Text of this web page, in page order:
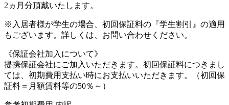
2ヵ月分頂戴いたします。
※入居者様が学生の場合、初回保証料の『学生割引』の適用
もございます。詳しくは、お問い合わせください。
《保証会社加入について》
提携保証会社にご加入いただきます。初回保証料につきまし
ては、初期費用支払い時にお支払いいただきます。（初回保
証料＝月額賃料等の50％～）